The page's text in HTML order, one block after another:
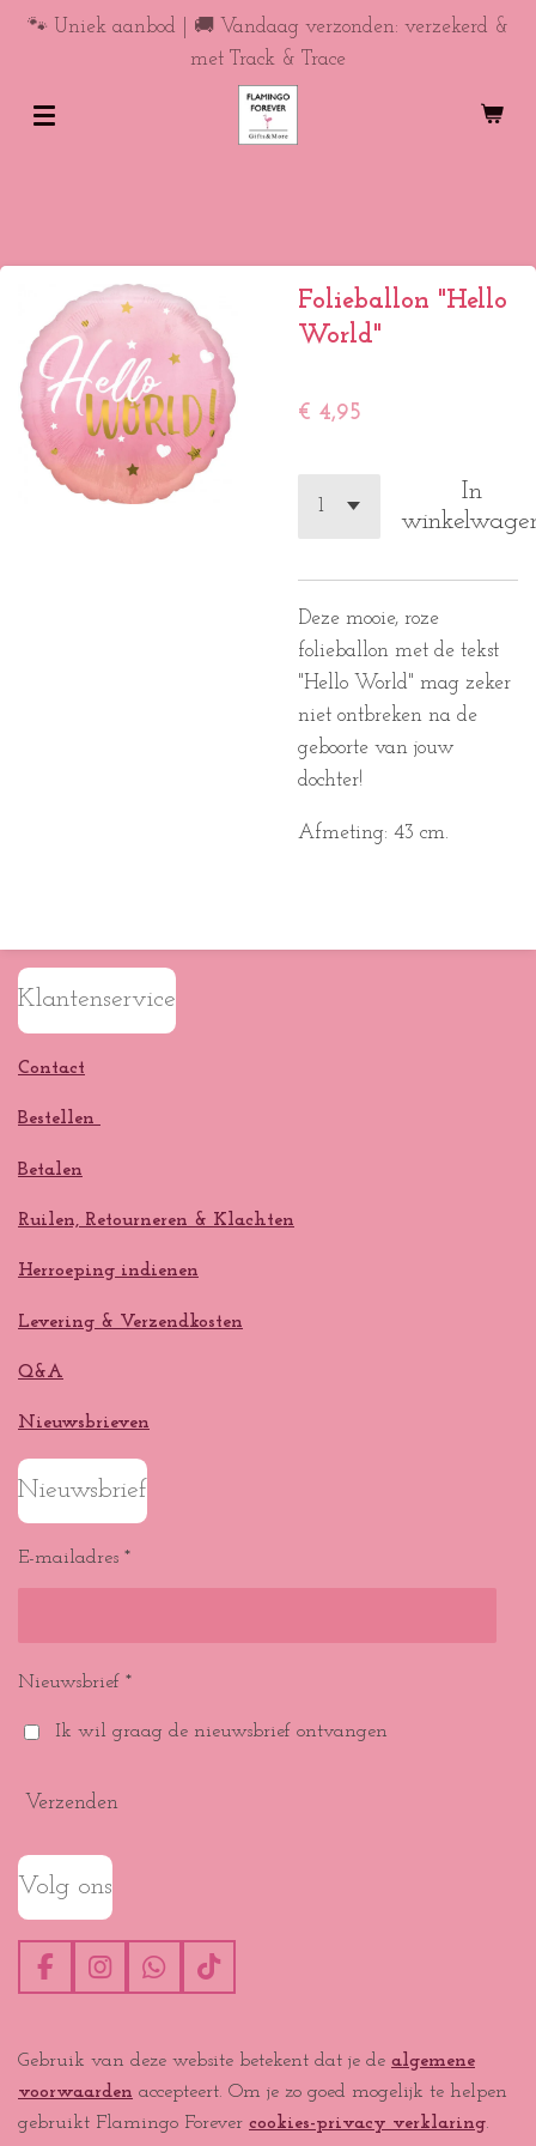
Ga🐾 Uniek aanbod | 🚚 Vandaag verzonden: verzekerd &
met Track & Trace
Folieballon "Hello
World"
€ 4,95
In
Deze mooie, roze
folieballon met de tekst
"Hello World" mag zeker
niet ontbreken na de
geboorte van jouw
dochter!
Afmeting: 43 cm.
Klantenservice
Contact
Bestellen
Betalen
Ruilen, Retourneren & Klachten
Herroeping indienen
Levering & Verzendkosten
Q&A
Nieuwsbrieven
Nieuwsbrief
E-mailadres *
Nieuwsbrief *
Ik wil graag de nieuwsbrief ontvangen
Verzenden
Volg ons
F
a
b
o
o
I
n
a
g
r
W
h
s
A
p
T
i
o
k
Gebruik van deze website betekent dat je de algemene
voorwaarden accepteert. Om je zo goed mogelijk te helpen
gebruikt Flamingo Forever cookies-privacy verklaring.